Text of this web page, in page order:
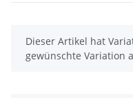
x
Dieser Artikel hat
gewünschte Variation